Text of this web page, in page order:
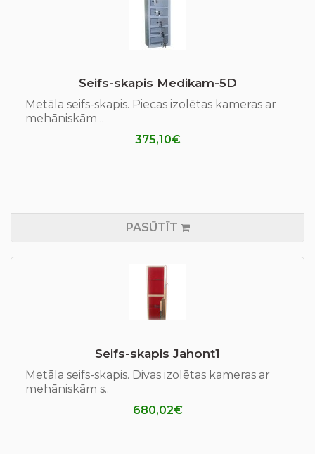
Seifs-skapis Medikam-5D
Metāla seifs-skapis. Piecas izolētas kameras ar
mehāniskām ..
375,10€
PASŪTĪT
Seifs-skapis Jahont1
Metāla seifs-skapis. Divas izolētas kameras ar
mehāniskām s..
680,02€